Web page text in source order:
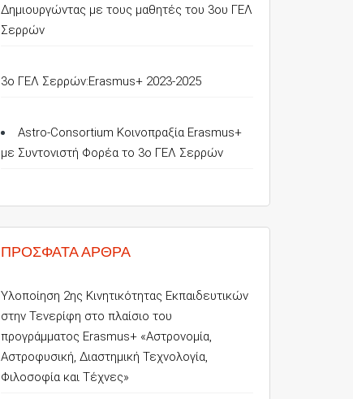
Δημιουργώντας με τους μαθητές του 3ου ΓΕΛ
Σερρών
3o ΓΕΛ Σερρών:Erasmus+ 2023-2025
Astro-Consortium Κοινοπραξία Erasmus+
με Συντονιστή Φορέα το 3ο ΓΕΛ Σερρών
ΠΡΌΣΦΑΤΑ ΆΡΘΡΑ
Υλοποίηση 2ης Κινητικότητας Εκπαιδευτικών
στην Τενερίφη στο πλαίσιο του
προγράμματος Erasmus+ «Αστρονομία,
Αστροφυσική, Διαστημική Τεχνολογία,
Φιλοσοφία και Τέχνες»